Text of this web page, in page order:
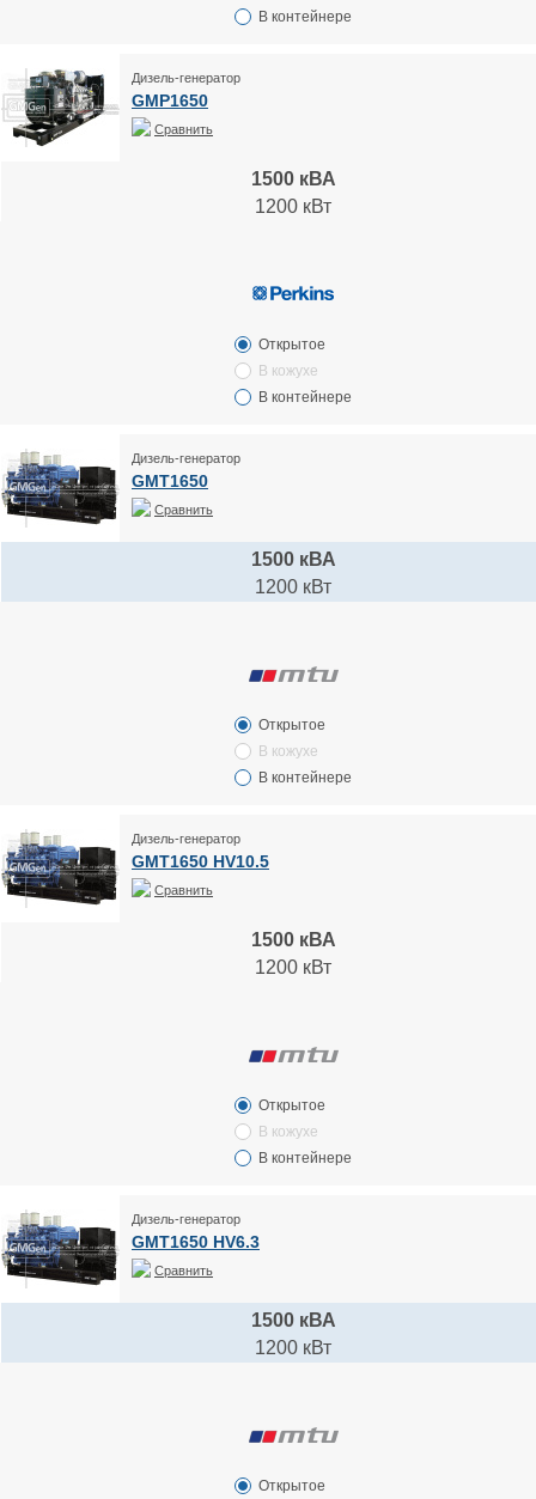
В контейнере
Дизель-генератор
GMP1650
Сравнить
1500 кВА
1200 кВт
Открытое
В кожухе
В контейнере
Дизель-генератор
GMT1650
Сравнить
1500 кВА
1200 кВт
Открытое
В кожухе
В контейнере
Дизель-генератор
GMT1650 HV10.5
Сравнить
1500 кВА
1200 кВт
Открытое
В кожухе
В контейнере
Дизель-генератор
GMT1650 HV6.3
Сравнить
1500 кВА
1200 кВт
Открытое